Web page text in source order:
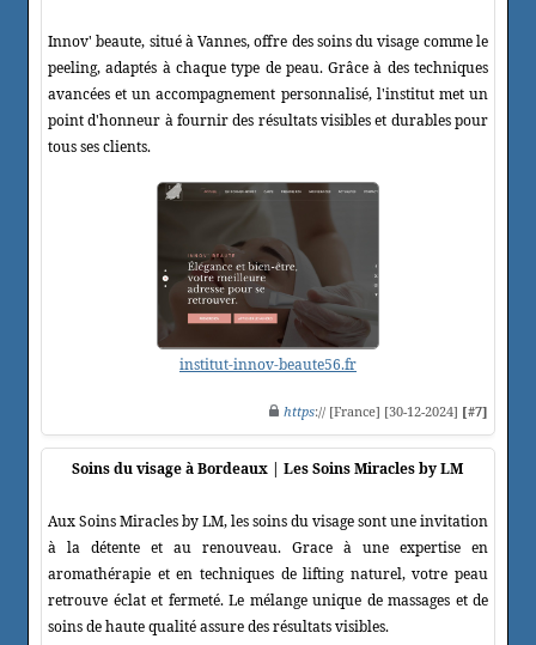
Innov' beaute, situé à Vannes, offre des soins du visage comme le
peeling, adaptés à chaque type de peau. Grâce à des techniques
avancées et un accompagnement personnalisé, l'institut met un
point d'honneur à fournir des résultats visibles et durables pour
tous ses clients.
institut-innov-beaute56.fr
https:// [France] [30-12-2024] [#7]
Soins du visage à Bordeaux | Les Soins Miracles by LM
Aux Soins Miracles by LM, les soins du visage sont une invitation
à la détente et au renouveau. Grace à une expertise en
aromathérapie et en techniques de lifting naturel, votre peau
retrouve éclat et fermeté. Le mélange unique de massages et de
soins de haute qualité assure des résultats visibles.